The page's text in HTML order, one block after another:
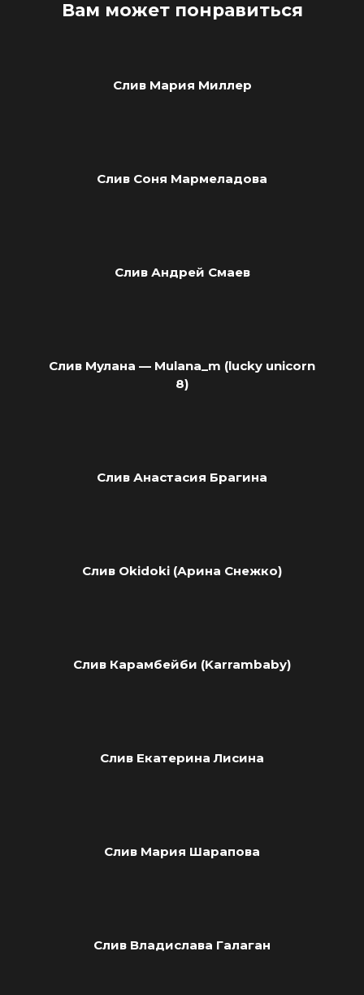
Вам может понравиться
Слив Мария Миллер
Слив Соня Мармеладова
Слив Андрей Смаев
Слив Мулана — Mulana_m (lucky unicorn
8)
Слив Анастасия Брагина
Слив Okidoki (Арина Снежко)
Слив Карамбейби (Karrambaby)
Слив Екатерина Лисина
Слив Мария Шарапова
Слив Владислава Галаган